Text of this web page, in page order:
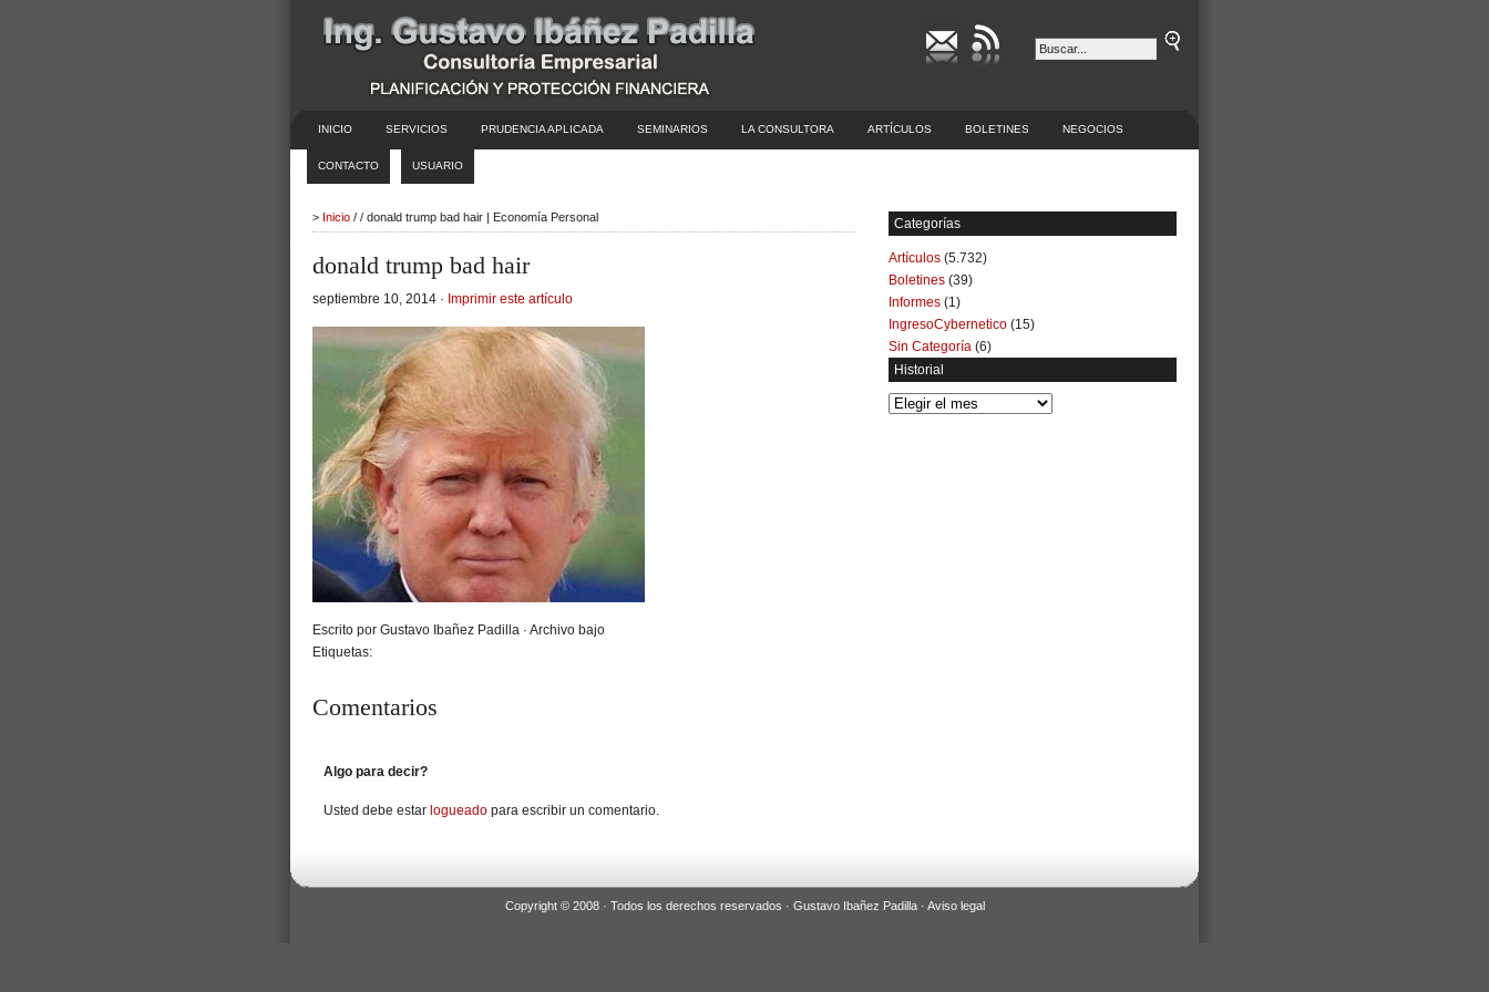
INICIO SERVICIOS PRUDENCIA APLICADA SEMINARIOS LA CONSULTORA ARTÍCULOS BOLETINES NEGOCIOS
CONTACTO USUARIO
> Inicio / / donald trump bad hair | Economía Personal
donald trump bad hair
septiembre 10, 2014 · Imprimir este artículo
Escrito por Gustavo Ibañez Padilla · Archivo bajo
Etiquetas:
Comentarios
Algo para decir?
Usted debe estar logueado para escribir un comentario.
Categorías
Artículos (5.732)
Boletines (39)
Informes (1)
IngresoCybernetico (15)
Sin Categoría (6)
Historial
Historial
Copyright © 2008 · Todos los derechos reservados · Gustavo Ibañez Padilla · Aviso legal